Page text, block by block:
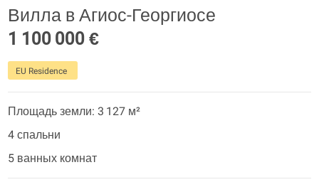
Вилла в Агиос-Георгиосе
1 100 000 €
EU Residence
Площадь земли: 3 127 м²
4 спальни
5 ванных комнат